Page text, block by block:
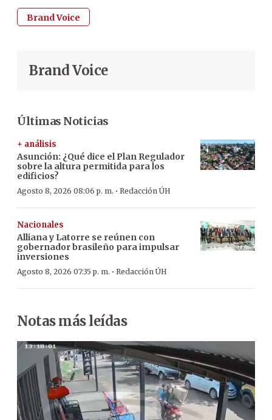
Brand Voice
Brand Voice
Últimas Noticias
+ análisis
Asunción: ¿Qué dice el Plan Regulador
sobre la altura permitida para los
edificios?
Agosto 8, 2026 08:06 p. m. · Redacción ÚH
Nacionales
Alliana y Latorre se reúnen con
gobernador brasileño para impulsar
inversiones
Agosto 8, 2026 07:35 p. m. · Redacción ÚH
Notas más leídas